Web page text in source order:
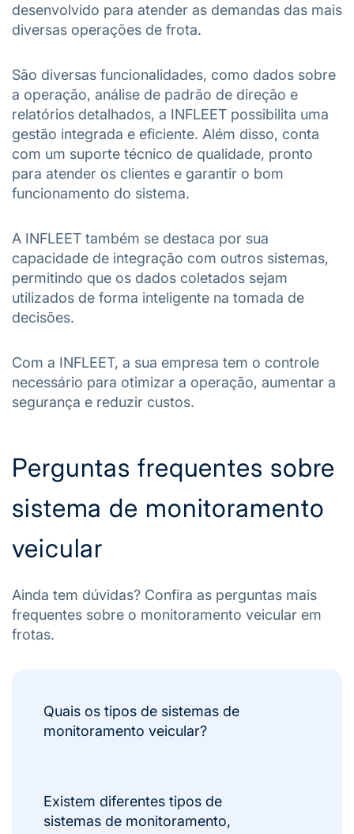
desenvolvido para atender as demandas das mais
diversas operações de frota.
São diversas funcionalidades, como dados sobre
a operação, análise de padrão de direção e
relatórios detalhados, a INFLEET possibilita uma
gestão integrada e eficiente. Além disso, conta
com um suporte técnico de qualidade, pronto
para atender os clientes e garantir o bom
funcionamento do sistema.
A INFLEET também se destaca por sua
capacidade de integração com outros sistemas,
permitindo que os dados coletados sejam
utilizados de forma inteligente na tomada de
decisões.
Com a INFLEET, a sua empresa tem o controle
necessário para otimizar a operação, aumentar a
segurança e reduzir custos.
Perguntas frequentes sobre
sistema de monitoramento
veicular
Ainda tem dúvidas? Confira as perguntas mais
frequentes sobre o monitoramento veicular em
frotas.
Quais os tipos de sistemas de
monitoramento veicular?
Existem diferentes tipos de
sistemas de monitoramento,